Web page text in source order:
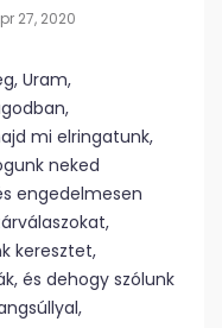
27, 2020
Uram,
mi elringatunk,
neked
engedelmesen
keresztet,
és dehogy szólunk